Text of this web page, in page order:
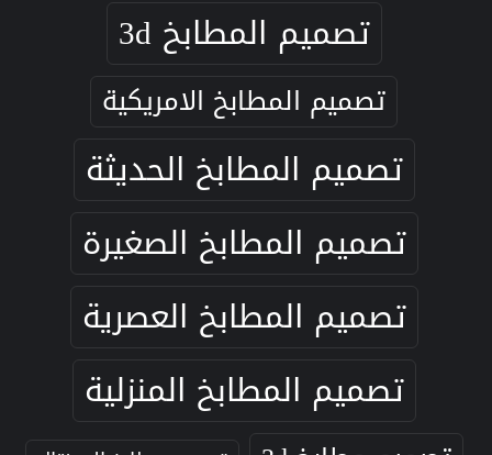
تصميم المطابخ 3d
تصميم المطابخ الامريكية
تصميم المطابخ الحديثة
تصميم المطابخ الصغيرة
تصميم المطابخ العصرية
تصميم المطابخ المنزلية